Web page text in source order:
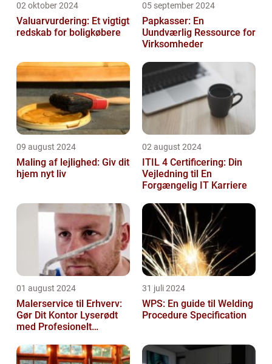
02 oktober 2024
Valuarvurdering: Et vigtigt
redskab for boligkøbere
05 september 2024
Papkasser: En
Uundværlig Ressource for
Virksomheder
09 august 2024
Maling af lejlighed: Giv dit
hjem nyt liv
02 august 2024
ITIL 4 Certificering: Din
Vejledning til En
Forgængelig IT Karriere
01 august 2024
Malerservice til Erhverv:
Gør Dit Kontor Lyserødt
med Profesionelt
31 juli 2024
WPS: En guide til Welding
Procedure Specification